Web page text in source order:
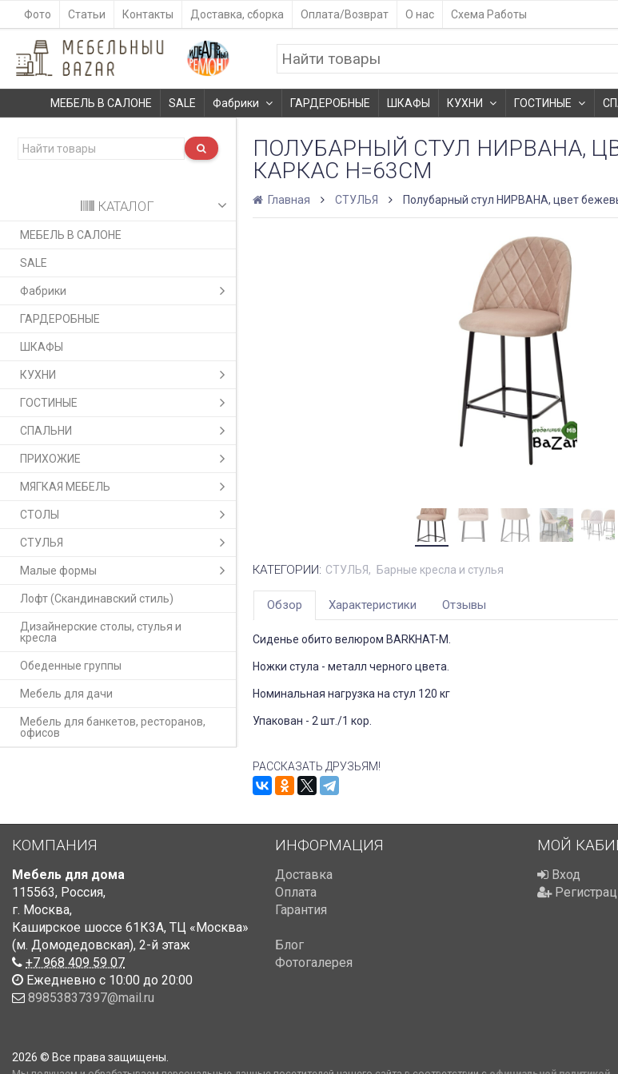
Фото Статьи Контакты Доставка, сборка Оплата/Возврат О нас Схема Работы
МЕБЕЛЬ В САЛОНЕ SALE Фабрики ГАРДЕРОБНЫЕ ШКАФЫ КУХНИ ГОСТИНЫЕ
КАТАЛОГ
МЕБЕЛЬ В САЛОНЕ
SALE
Фабрики
ГАРДЕРОБНЫЕ
ШКАФЫ
КУХНИ
ГОСТИНЫЕ
СПАЛЬНИ
ПРИХОЖИЕ
МЯГКАЯ МЕБЕЛЬ
СТОЛЫ
СТУЛЬЯ
Малые формы
Лофт (Скандинавский стиль)
Дизайнерские столы, стулья и
кресла
Обеденные группы
Мебель для дачи
Мебель для банкетов, ресторанов,
офисов
ПОЛУБАРНЫЙ СТУЛ НИРВАНА,
КАРКАС H=63CM
Главная СТУЛЬЯ Полубарный стул НИРВАНА, цвет
КАТЕГОРИИ: СТУЛЬЯ Барные кресла и стулья
Обзор Характеристики Отзывы
Сиденье обито велюром BARKHAT-M.
Ножки стула - металл черного цвета.
Номинальная нагрузка на стул 120 кг
Упакован - 2 шт./1 кор.
РАССКАЗАТЬ ДРУЗЬЯМ!
КОМПАНИЯ
Мебель для дома
115563, Россия,
г. Москва,
Каширское шоссе 61К3А, ТЦ «Москва»
(м. Домодедовская), 2-й этаж
+7 968 409 59 07
Ежедневно с 10:00 до 20:00
89853837397@mail.ru
ИНФОРМАЦИЯ
Доставка
Оплата
Гарантия
Блог
Фотогалерея
МОЙ
Вход
2026 © Все права защищены.